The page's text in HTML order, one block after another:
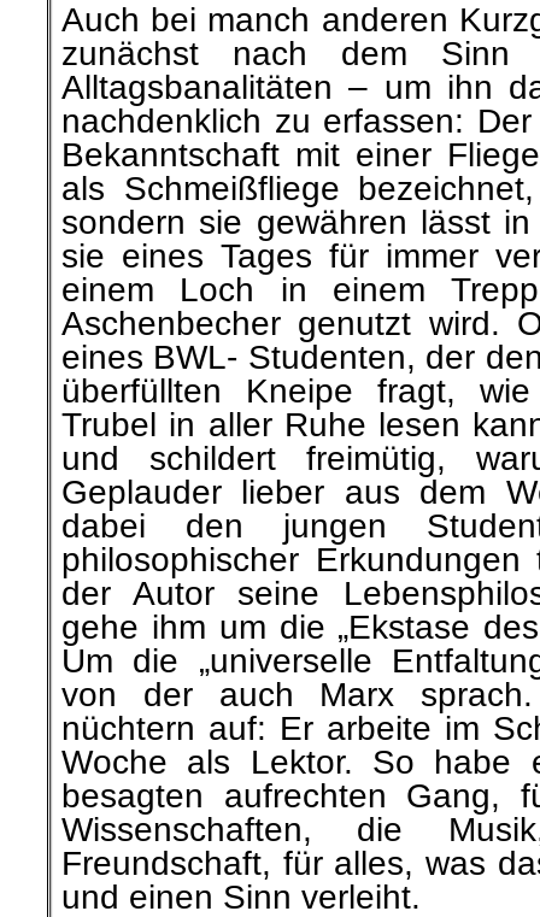
Auch bei manch anderen
zunächst nach dem Sinn
Alltagsbanalitäten – um ihn
nachdenklich zu erfassen:
Bekanntschaft mit einer
als Schmeißfliege
sondern sie gewähren lässt
sie eines Tages für immer
einem Loch in einem
Aschenbecher genutzt wird.
eines BWL- Studenten, der
überfüllten Kneipe fragt,
Trubel in aller Ruhe lesen
und schildert freimütig,
Geplauder lieber aus dem
dabei den jungen
philosophischer
der Autor seine
gehe ihm um die „Ekstase
Um die „universelle
von der auch Marx
nüchtern auf: Er arbeite im
Woche als Lektor. So habe
besagten aufrechten Gang,
Wissenschaften, die
Freundschaft, für alles, was
und einen Sinn verleiht.